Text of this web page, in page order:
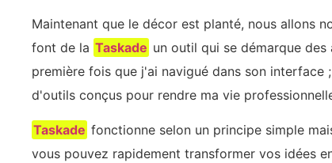
Maintenant que le décor est planté, nous allons
font de la Taskade un outil qui se démarque
première fois que j'ai navigué dans son
d'outils conçus pour rendre ma vie
Taskade fonctionne selon un principe simple
vous pouvez rapidement transformer vos idées